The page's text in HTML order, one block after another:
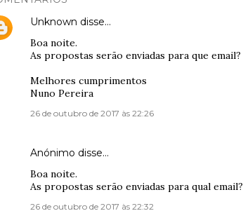
Unknown disse…
Boa noite.
As propostas serão enviadas para que email?
Melhores cumprimentos
Nuno Pereira
26 de outubro de 2017 às 22:26
Anónimo disse…
Boa noite.
As propostas serão enviadas para qual email?
26 de outubro de 2017 às 22:32